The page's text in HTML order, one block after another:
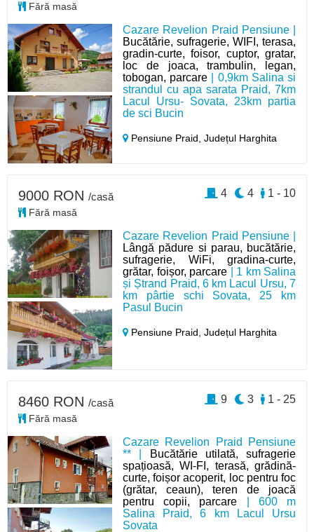
Cazare Revelion Praid Pensiune |
Bucătărie, sufragerie, WIFI, terasa,
gradin-curte, foisor, cuptor, gratar,
loc de joaca, trambulin, legan,
tobogan, parcare | 0,9km Salina si
strandul cu apa sarata Praid, 7km
Lacul Ursu- Sovata, 23km partia
de sci Bucin
Pensiune Praid,Județul Harghita
Fără masă
Cazare Revelion Praid Pensiune |
Lângă pădure si parau, bucătărie,
sufragerie, WiFi, gradina-curte,
grătar, foișor, parcare | 1 km Salina
și Ștrand Praid, 6 km Lacul Ursu, 7
km pârtie schi Sovata, 25 km
Pasul Bucin
Pensiune Praid,Județul Harghita
9000 RON /casă
Fără masă
1 - 10
4
4
Cazare Revelion Praid Pensiune
** |
Bucătărie utilată, sufragerie
spațioasă, WI-FI, terasă, grădină-
curte, foișor acoperit, loc pentru foc
(grătar, ceaun), teren de joacă
pentru copii, parcare | 600 m
Salina Praid, 6 km Lacul Ursu
Sovata
8460 RON /casă
Fără masă
1 - 25
3
9